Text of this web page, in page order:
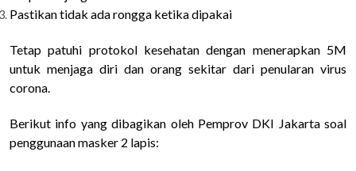
Pastikan tidak ada rongga ketika dipakai
Tetap patuhi protokol kesehatan dengan menerapkan 5M
untuk menjaga diri dan orang sekitar dari penularan virus
corona.
Berikut info yang dibagikan oleh Pemprov DKI Jakarta soal
penggunaan masker 2 lapis: